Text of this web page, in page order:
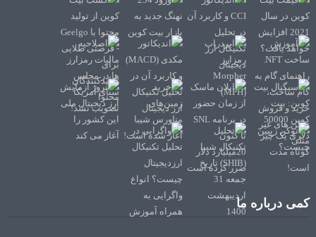
کمی درباره ما